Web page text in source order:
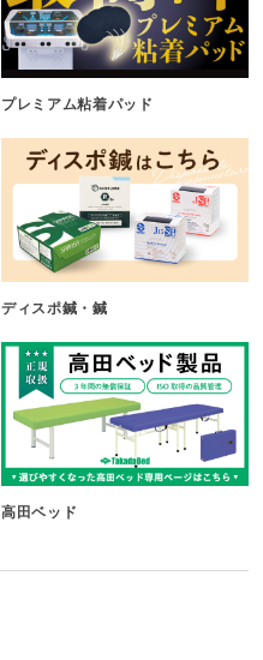
プレミアム粘着パッド
ディスポ鍼・鍼
高田ベッド